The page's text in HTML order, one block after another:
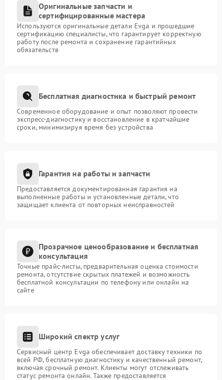
Оригинальные запчасти и
сертифицированные мастера
Используются оригинальные детали Evga и прошедшие
сертификацию специалисты, что гарантирует корректную
работу после ремонта и сохранение гарантийных
обязательств
Бесплатная диагностика и быстрый ремонт
Современное оборудование и опыт позволяют провести
экспресс-диагностику и восстановление в кратчайшие
сроки, минимизируя время без устройства
Гарантия на работы и запчасти
Предоставляется документированная гарантия на
выполненные работы и установленные детали, что
защищает клиента от повторных неисправностей
Прозрачное ценообразование и бесплатная
консультация
Точные прайс-листы, предварительная оценка стоимости
ремонта, отсутствие скрытых платежей и возможность
бесплатной консультации по телефону или онлайн на
сайте
Широкий спектр услуг
Сервисный центр Evga обеспечивает доставку техники по
всей РФ, бесплатную диагностику и качественный ремонт,
включая срочный ремонт. Клиенты могут отслеживать
статус ремонта онлайн. Также предоставляется